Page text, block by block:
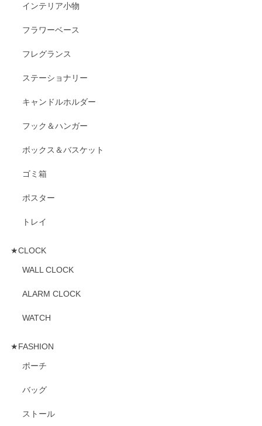
インテリア小物
フラワーベース
フレグランス
ステーショナリー
キャンドルホルダー
フック＆ハンガー
ボックス＆バスケット
ゴミ箱
ポスター
トレイ
★CLOCK
WALL CLOCK
ALARM CLOCK
WATCH
★FASHION
ポーチ
バッグ
ストール